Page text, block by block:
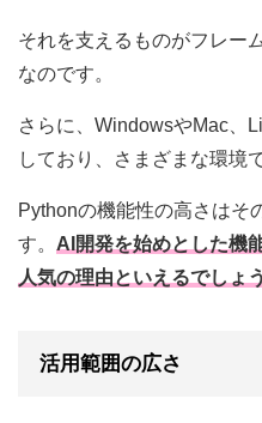
それを支えるものがフレー
なのです。
さらに、WindowsやMac、
しており、さまざまな環境
Pythonの機能性の高さはそ
す。 AI開発を始めとした機
人気の理由といえるでしょう
活用範囲の広さ